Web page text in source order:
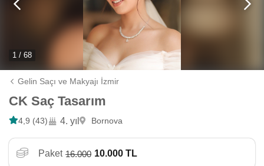
1 / 68
Gelin Saçı ve Makyajı İzmir
CK Saç Tasarım
4,9 (43) 4. yıl Bornova
Paket 16.000 10.000 TL